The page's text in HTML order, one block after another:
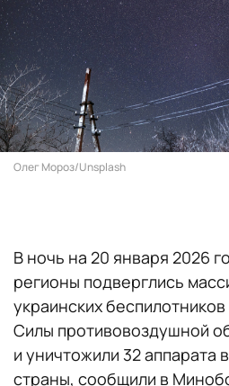
Олег Мороз/Unsplash
В ночь на 20 января 2026
регионы подверглись
украинских
Силы противовоздушной
и уничтожили 32 аппарата
страны, сообщили в